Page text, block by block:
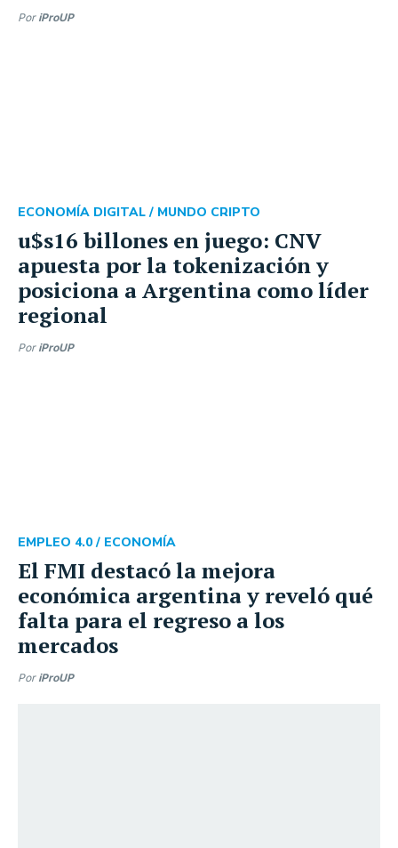
Por iProUP
u$s16 billones en juego: CNV
apuesta por la tokenización y
posiciona a Argentina como líder
regional
ECONOMÍA DIGITAL / MUNDO CRIPTO
Por iProUP
El FMI destacó la mejora
económica argentina y reveló qué
falta para el regreso a los
mercados
EMPLEO 4.0 / ECONOMÍA
Por iProUP